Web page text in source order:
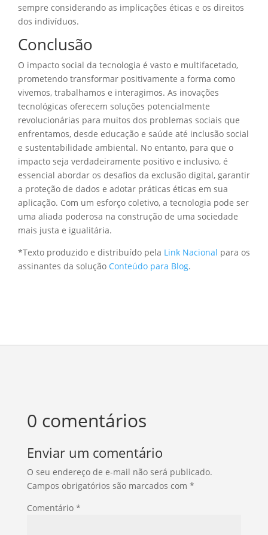
sempre considerando as implicações éticas e os direitos
dos indivíduos.
Conclusão
O impacto social da tecnologia é vasto e multifacetado,
prometendo transformar positivamente a forma como
vivemos, trabalhamos e interagimos. As inovações
tecnológicas oferecem soluções potencialmente
revolucionárias para muitos dos problemas sociais que
enfrentamos, desde educação e saúde até inclusão social
e sustentabilidade ambiental. No entanto, para que o
impacto seja verdadeiramente positivo e inclusivo, é
essencial abordar os desafios da exclusão digital, garantir
a proteção de dados e adotar práticas éticas em sua
aplicação. Com um esforço coletivo, a tecnologia pode ser
uma aliada poderosa na construção de uma sociedade
mais justa e igualitária.
*Texto produzido e distribuído pela Link Nacional para os
assinantes da solução Conteúdo para Blog.
0 comentários
Enviar um comentário
O seu endereço de e-mail não será publicado.
Campos obrigatórios são marcados com *
Comentário *